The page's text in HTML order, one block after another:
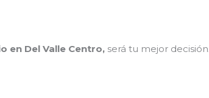
en Del Valle Centro, será tu mejor decisión.